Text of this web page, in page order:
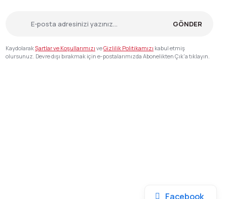
GÖNDER
KaydolarakŞartlar ve Koşullarımızı veGizlilik Politikamızı kabul etmiş
olursunuz. Devre dışı bırakmak için e-postalarımızda Abonelikten Çık'a tıklayın.
Facebook